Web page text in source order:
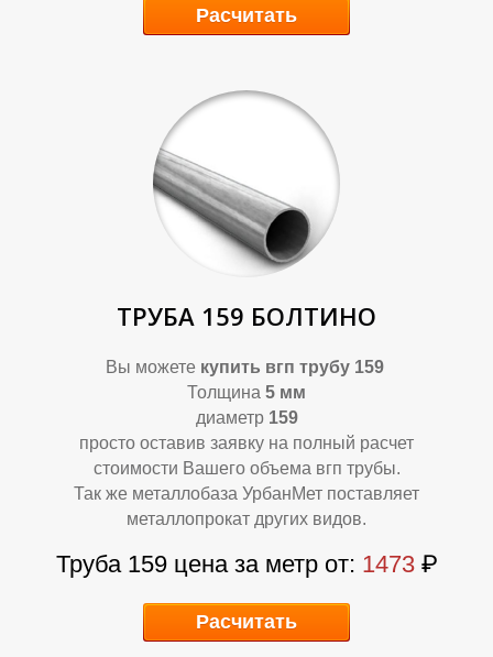
Ф
Расчитать
ТРУБА 159 БОЛТИНО
Вы можете купить вгп трубу 159
Толщина 5 мм
диаметр 159
просто оставив заявку на полный расчет
стоимости Вашего объема вгп трубы.
Так же металлобаза УрбанМет поставляет
металлопрокат других видов.
Труба 159 цена за метр от: 1473 ₽
Расчитать
Ф